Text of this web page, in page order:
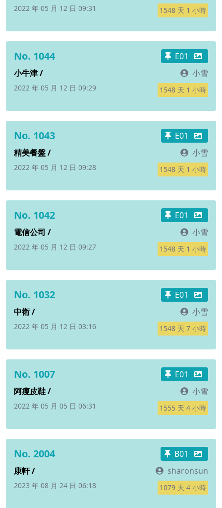
2022 年 05 月 12 日 09:31 1548 天 1 小時
No. 1044
E01
小牛津 /
小雪
2022 年 05 月 12 日 09:29 1548 天 1 小時
No. 1043
E01
精美餐盤 /
小雪
2022 年 05 月 12 日 09:28 1548 天 1 小時
No. 1042
E01
電信公司 /
小雪
2022 年 05 月 12 日 09:27 1548 天 1 小時
No. 1032
E01
中衛 /
小雪
2022 年 05 月 12 日 03:16 1548 天 7 小時
No. 1007
E01
阿瘦皮鞋 /
小雪
2022 年 05 月 05 日 06:31 1555 天 4 小時
No. 2004
B01
康軒 /
sharonsun
2023 年 08 月 24 日 06:18 1079 天 4 小時